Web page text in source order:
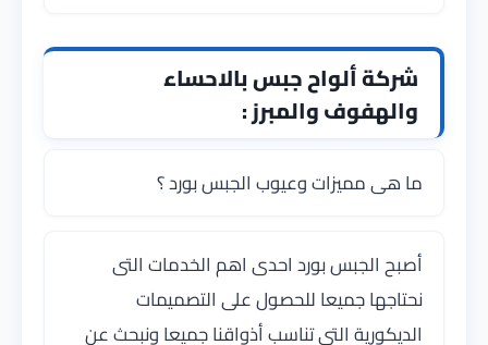
شركة ألواح جبس بالاحساء
والهفوف والمبرز :
ما هى مميزات وعيوب الجبس بورد ؟
أصبح الجبس بورد احدى اهم الخدمات التى
نحتاجها جميعا للحصول على التصميمات
الديكورية التى تناسب أذواقنا جميعا ونبحث عن